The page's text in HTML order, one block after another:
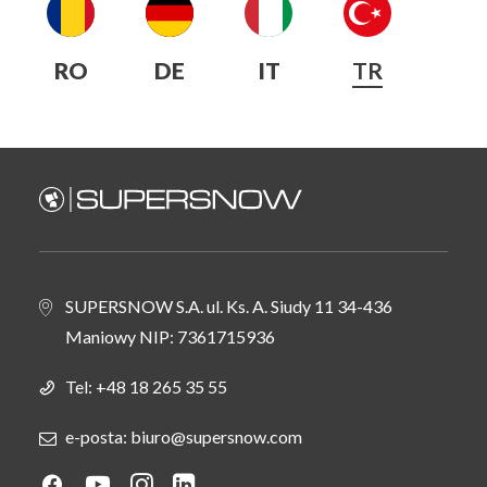
RO DE IT TR
ELEKTRİK TESİSATI ASİSTANI
SUPERSNOW S.A. ul. Ks. A. Siudy 11 34-436
Maniowy NIP: 7361715936
Tel: +48 18 265 35 55
e-posta: biuro@supersnow.com